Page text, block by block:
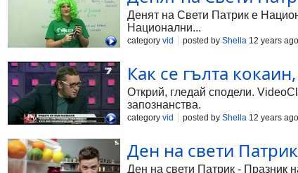
ирландци, които нападнали
Денят на Свети Патрик е
Национални...
category vid posted by Shella 12 years ago
Как се гълта
Открий, гледай сподели.
запознанства.
category vid posted by Shella 12 years ago
Ден на свети
Ден на свети Патрик - Празник